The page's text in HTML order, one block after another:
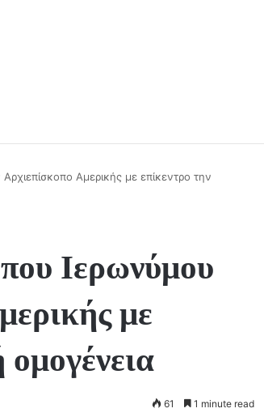
Αμερικής με επίκεντρο την
Ιερωνύμου
με
ομογένεια
61 1 minute read